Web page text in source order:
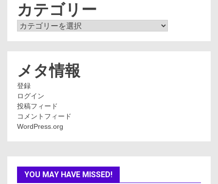
カテゴリー
カ
メタ情報
登録
ログイン
投稿フィード
コメントフィード
WordPress.org
YOU MAY HAVE MISSED!